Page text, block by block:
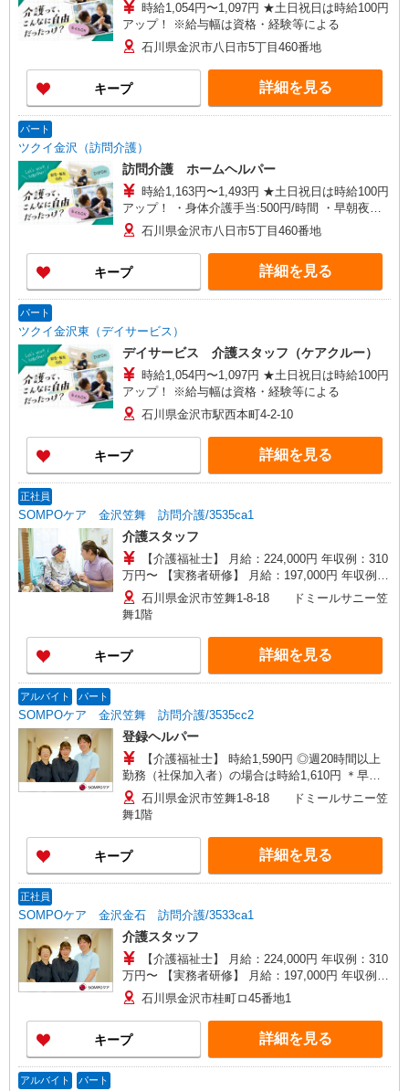
時給1,054円〜1,097円 ★土日祝日は時給100円
アップ！ ※給与幅は資格・経験等による
石川県金沢市八日市5丁目460番地
キープ 詳細を見る
パート
ツクイ金沢（訪問介護）
訪問介護 ホームヘルパー
時給1,163円〜1,493円 ★土日祝日は時給100円
アップ！ ・身体介護手当:500円/時間 ・早朝夜間
深夜手当:300円/時間 （18:00〜翌07:59の時間
帯） ・ICT手当:2,000円/月 ・深夜割増は別途支給
・ケア→ケアの移動時間も賃金（時給）を支給 ※
給与幅は資格・経験等による
石川県金沢市八日市5丁目460番地
キープ 詳細を見る
パート
ツクイ金沢東（デイサービス）
デイサービス 介護スタッフ（ケアクルー）
時給1,054円〜1,097円 ★土日祝日は時給100円
アップ！ ※給与幅は資格・経験等による
石川県金沢市駅西本町4-2-10
キープ 詳細を見る
正社員
SOMPOケア 金沢笠舞 訪問介護/3535ca1
介護スタッフ
【介護福祉士】 月給：224,000円 年収例：310
万円〜 【実務者研修】 月給：197,000円 年収例：
270万円〜 【初任者研修】 月給：191,000円 年収
例：265万円〜 ※職務手当、働きがい向上手当、
日祝手当（月平均2回分）等、毎月平均的に支払わ
れる手当を含みます。 ※介護福祉士のみ、特別職
務手当も含む ◎残業時は別途時間外手当支給（超
過1分〜） ◎賞与 基本給2.08ヶ月分/年支給
石川県金沢市笠舞1-8-18 ドミールサニー笠
舞1階
キープ 詳細を見る
アルバイト パート
SOMPOケア 金沢笠舞 訪問介護/3535cc2
登録ヘルパー
【介護福祉士】 時給1,590円 ◎週20時間以上
勤務（社保加入者）の場合は時給1,610円 ＊早朝
夜間（〜8:00、18:00〜）：時給1,988円〜 ＊日曜
祝日：時給1,890円〜 【実務者研修・初任者研修
（ヘルパー1級・2級）】 時給1,510円 ◎週20時間
以上勤務（社保加入者）の場合は時給1,530円 ＊
早朝夜間（〜8:00、18:00〜）：時給1,888円〜 ＊
日曜祝日：時給1,810円〜 ◎身体介助、生活援助
石川県金沢市笠舞1-8-18 ドミールサニー笠
舞1階
キープ 詳細を見る
正社員
SOMPOケア 金沢金石 訪問介護/3533ca1
介護スタッフ
【介護福祉士】 月給：224,000円 年収例：310
万円〜 【実務者研修】 月給：197,000円 年収例：
270万円〜 【初任者研修】 月給：191,000円 年収
例：265万円〜 ※職務手当、働きがい向上手当、
日祝手当（月平均2回分）等、毎月平均的に支払わ
れる手当を含みます。 ※介護福祉士のみ、特別職
務手当も含む ◎残業時は別途時間外手当支給（超
石川県金沢市桂町ロ45番地1
キープ 詳細を見る
アルバイト パート